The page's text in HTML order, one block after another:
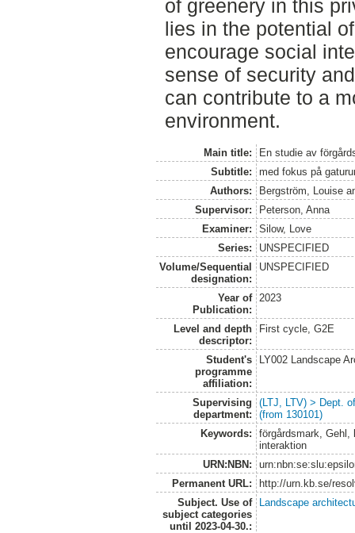
of greenery in this
lies in the potential
encourage social
sense of security
can contribute to a
environment.
Main title:
En studie av
Subtitle:
med fokus på
Authors:
Bergström, Louise
Supervisor:
Peterson, Anna
Examiner:
Silow, Love
Series:
UNSPECIFIED
Volume/Sequential
designation:
UNSPECIFIED
Year of
Publication:
2023
Level and depth
descriptor:
First cycle, G2E
Student's
programme
affiliation:
LY002 Landscape
Supervising
department:
(LTJ, LTV) > Dept.
(from 130101)
Keywords:
förgårdsmark, Gehl,
interaktion
URN:NBN:
Permanent URL:
http://urn.kb.se/
Subject. Use of
subject categories
until 2023-04-30.:
Landscape